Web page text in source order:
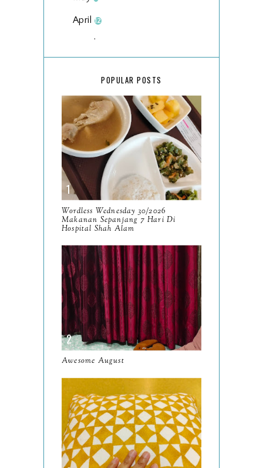
April 12
2025134
December15
November
October
September
August8
July 14
June
May 9
April 9
March11
February8
2024130
December19
November12
POPULAR POSTS
Wordless Wednesday 30/2026
Makanan Sepanjang 7 Hari Di
Hospital Shah Alam
Awesome August